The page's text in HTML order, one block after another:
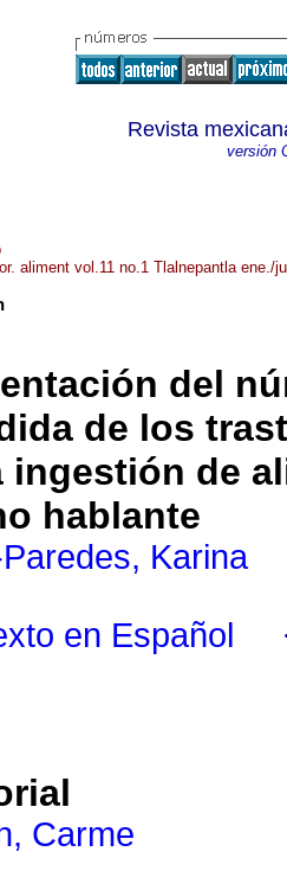
Revista
versión
aliment vol.11 no.1 Tlalnepantla ene./
del
de los
ingestión de
hablante
Karina
en Español
Carme